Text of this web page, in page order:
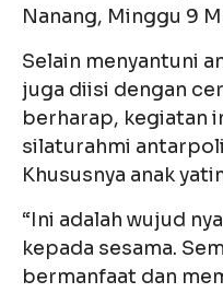
Nanang, Minggu 9
Selain menyantuni
juga diisi dengan
berharap, kegiatan
silaturahmi
Khususnya anak
“Ini adalah wujud
kepada sesama.
bermanfaat dan